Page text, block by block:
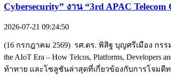
Cybersecurity” งาน “3rd APAC Telecom
2026-07-21 09:24:50
(16 กรกฎาคม 2569) รศ.ดร. พิสิฐ บุญศรีเมือง กร
the AIoT Era – How Telcos, Platforms,
ท้าทาย และโซลูชันล่าสุดที่เกี่ยวข้องกับการโจมตี